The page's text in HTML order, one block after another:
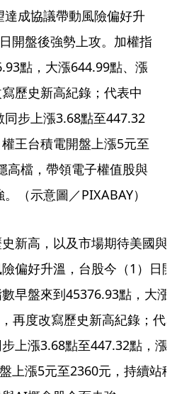
成協議帶動風險偏好升
開盤後強勢上攻。加權指
點，大漲644.99點、漲
歷史新高紀錄；代表中
步上漲3.68點至447.32
王台積電開盤上漲5元至
高檔，帶領電子權值股與
（示意圖／PIXABAY）
新高，以及市場期待美國與
偏好升溫，台股今（1）日
早盤來到45376.93點，大漲
再度改寫歷史新高紀錄；代
上漲3.68點至447.32點，漲
上漲5元至2360元，持續站